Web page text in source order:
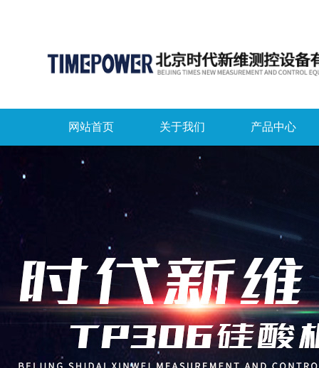
网站首页 关于我们 产品中心